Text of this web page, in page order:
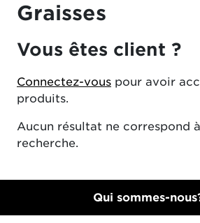
Graisses
Vous êtes client ?
Connectez-vous pour avoir
produits.
Aucun résultat ne correspond
recherche.
Qui sommes-